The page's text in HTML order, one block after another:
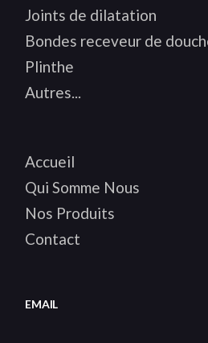
Joints de dilatation
Bondes receveur de
Plinthe
Autres...
Accueil
Qui Somme Nous
Nos Produits
Contact
EMAIL